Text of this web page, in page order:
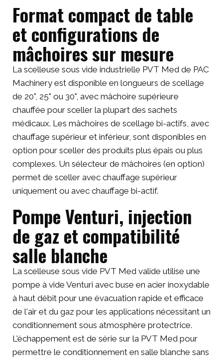
Format compact de table
et configurations de
mâchoires sur mesure
La scelleuse sous vide industrielle PVT Med de PAC
Machinery est disponible en longueurs de scellage
de 20", 25" ou 30", avec mâchoire supérieure
chauffée pour sceller la plupart des sachets
médicaux. Les mâchoires de scellage bi-actifs, avec
chauffage supérieur et inférieur, sont disponibles en
option pour sceller des produits plus épais ou plus
complexes. Un sélecteur de mâchoires (en option)
permet de sceller avec chauffage supérieur
uniquement ou avec chauffage bi-actif.
Pompe Venturi, injection
de gaz et compatibilité
salle blanche
La scelleuse sous vide PVT Med valide utilise une
pompe à vide Venturi avec buse en acier inoxydable
à haut débit pour une évacuation rapide et efficace
de l'air et du gaz pour les applications nécessitant un
conditionnement sous atmosphère protectrice.
L'échappement est de série sur la PVT Med pour
permettre le conditionnement en salle blanche sans